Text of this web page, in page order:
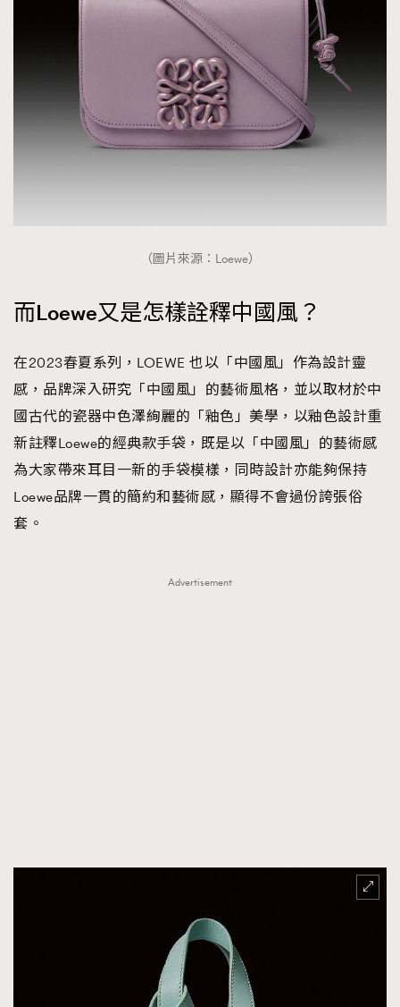
AFrenchMind
DressLikeAParisienne
EmpowerF
FashionWeek FigaroAesthetic
（圖片來源：Loewe）
而Loewe又是怎樣詮釋中國風？
在2023春夏系列，LOEWE 也以「中國風」作為設計靈
感，品牌深入研究「中國風」的藝術風格，並以取材於中
國古代的瓷器中色澤絢麗的「釉色」美學，以釉色設計重
新註釋Loewe的經典款手袋，既是以「中國風」的藝術感
為大家帶來耳目一新的手袋模樣，同時設計亦能夠保持
Loewe品牌一貫的簡約和藝術感，顯得不會過份誇張俗
套。
Advertisement